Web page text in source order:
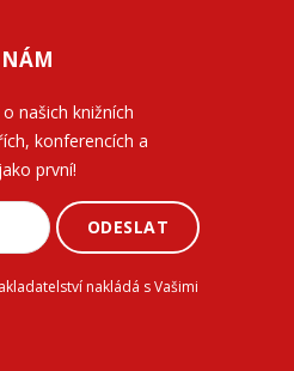
NÁM
našich knižních
konferencích a
první!
ODESLAT
nakládá s Vašimi